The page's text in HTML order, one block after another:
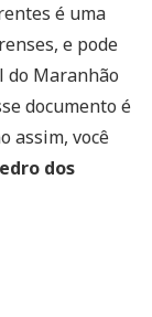
é uma
e pode
do Maranhão
documento é
assim, você
dos